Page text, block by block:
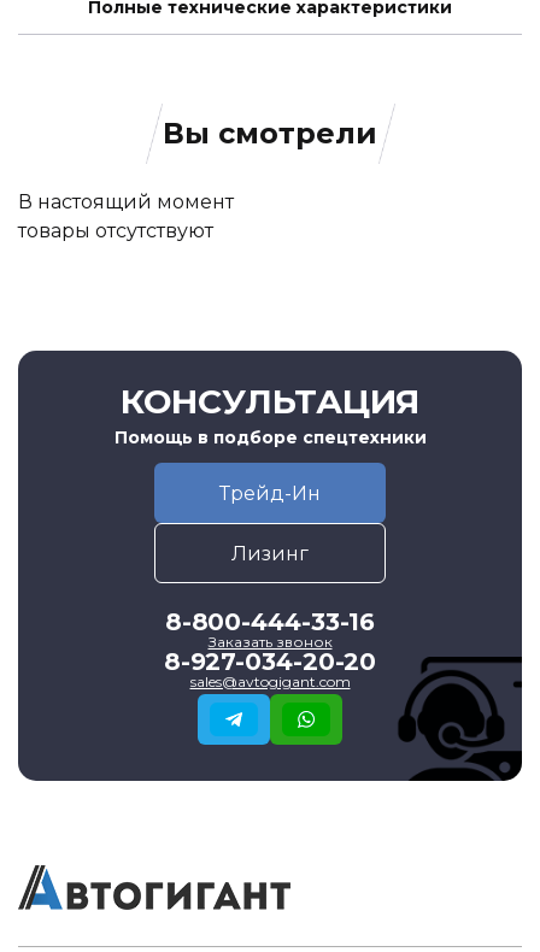
Полные технические характеристики
Вы смотрели
В настоящий момент
товары отсутствуют
КОНСУЛЬТАЦИЯ
Помощь в подборе спецтехники
Трейд-Ин
Лизинг
8-800-444-33-16
Заказать звонок
8-927-034-20-20
sales@avtogigant.com